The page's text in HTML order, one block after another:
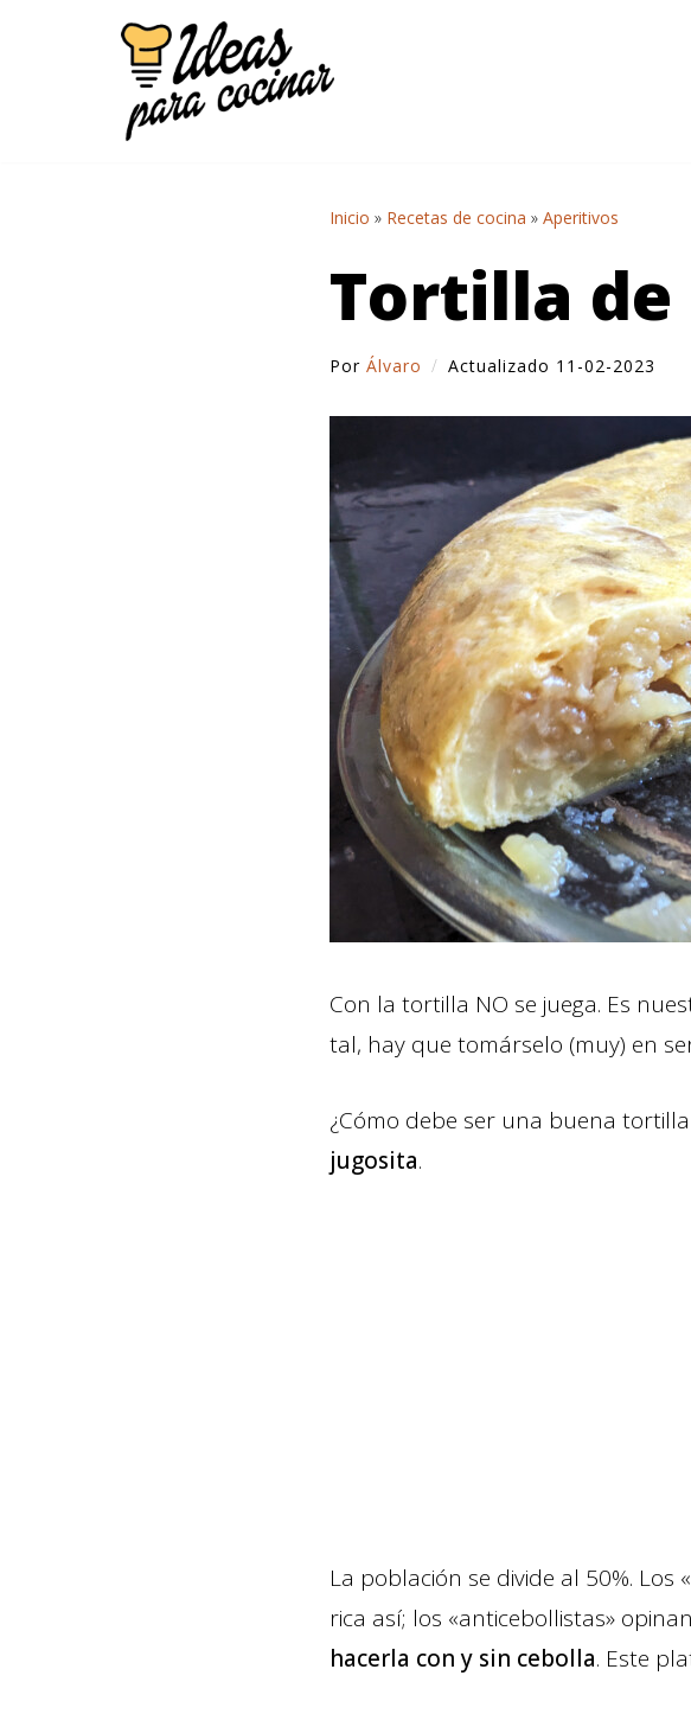
Inicio » Recetas de cocina » Aperitivos
Tortilla
Por Álvaro Actualizado 11-02-2023
Con la tortilla NO se juega. Es
tal, hay que tomárselo (muy) en
¿Cómo debe ser una buena
jugosita.
La población se divide al 50%.
rica así; los «anticebollistas»
hacerla con y sin cebolla. Este